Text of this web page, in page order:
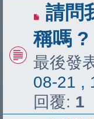
請問
稱嗎 ?
最後發
08-21 ,
回覆: 1